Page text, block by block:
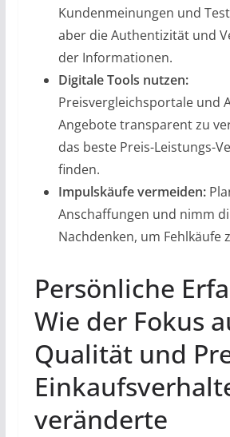
Kundenmeinungen und
aber die Authentizität und
der Informationen.
Digitale Tools nutzen:
Preisvergleichsportale und
Angebote transparent zu
das beste Preis-Leistungs-
finden.
Impulskäufe vermeiden:
Anschaffungen und nimm
Nachdenken, um Fehlkäufe
Persönliche
Wie der Fokus
Qualität und
veränderte